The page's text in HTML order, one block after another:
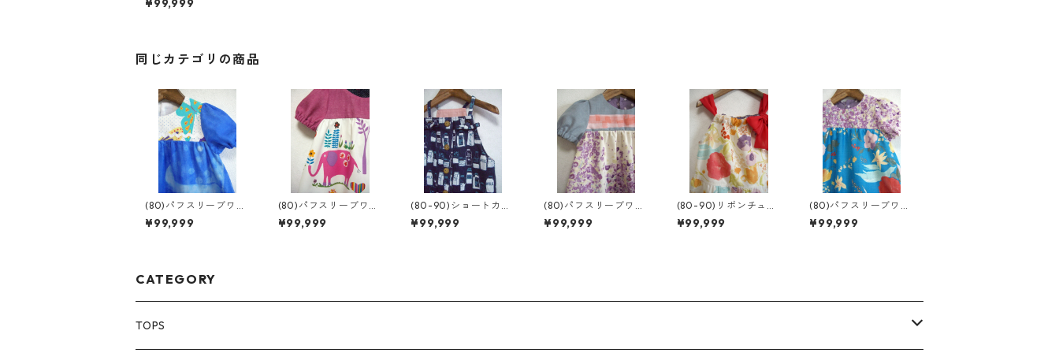
¥99,999
同じカテゴリの商品
(80)パフスリーブワン
ピ
¥99,999
(80)パフスリーブワン
ピ
¥99,999
(80-90)ショートカバ
ーオール
¥99,999
(80)パフスリーブワン
ピ
¥99,999
(80-90)リボンチュニ
ックワンピ
¥99,999
(80)パフスリーブワン
ピ
¥99,999
CATEGORY
TOPS